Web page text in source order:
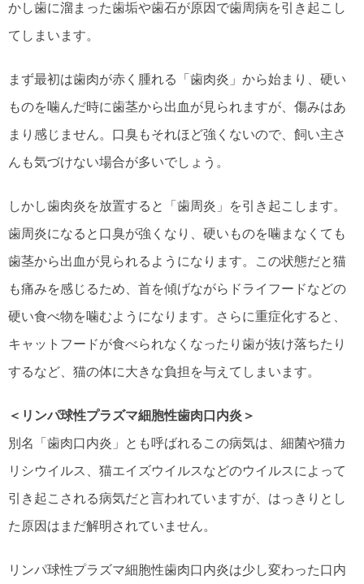
かし歯に溜まった歯垢や歯石が原因で歯周病を引き起こし
てしまいます。
まず最初は歯肉が赤く腫れる「歯肉炎」から始まり、硬い
ものを噛んだ時に歯茎から出血が見られますが、傷みはあ
まり感じません。口臭もそれほど強くないので、飼い主さ
んも気づけない場合が多いでしょう。
しかし歯肉炎を放置すると「歯周炎」を引き起こします。
歯周炎になると口臭が強くなり、硬いものを噛まなくても
歯茎から出血が見られるようになります。この状態だと猫
も痛みを感じるため、首を傾げながらドライフードなどの
硬い食べ物を噛むようになります。さらに重症化すると、
キャットフードが食べられなくなったり歯が抜け落ちたり
するなど、猫の体に大きな負担を与えてしまいます。
＜リンパ球性プラズマ細胞性歯肉口内炎＞
別名「歯肉口内炎」とも呼ばれるこの病気は、細菌や猫カ
リシウイルス、猫エイズウイルスなどのウイルスによって
引き起こされる病気だと言われていますが、はっきりとし
た原因はまだ解明されていません。
リンパ球性プラズマ細胞性歯肉口内炎は少し変わった口内